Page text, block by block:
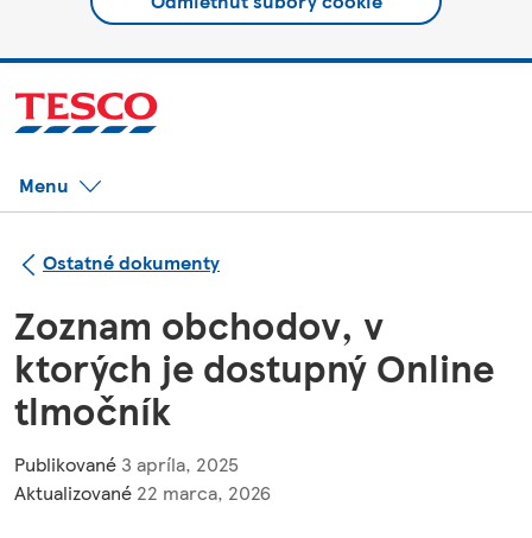
Menu
Ostatné dokumenty
Zoznam obchodov, v
ktorých je dostupný Online
tlmočník
Publikované 3 apríla, 2025
Aktualizované 22 marca, 2026